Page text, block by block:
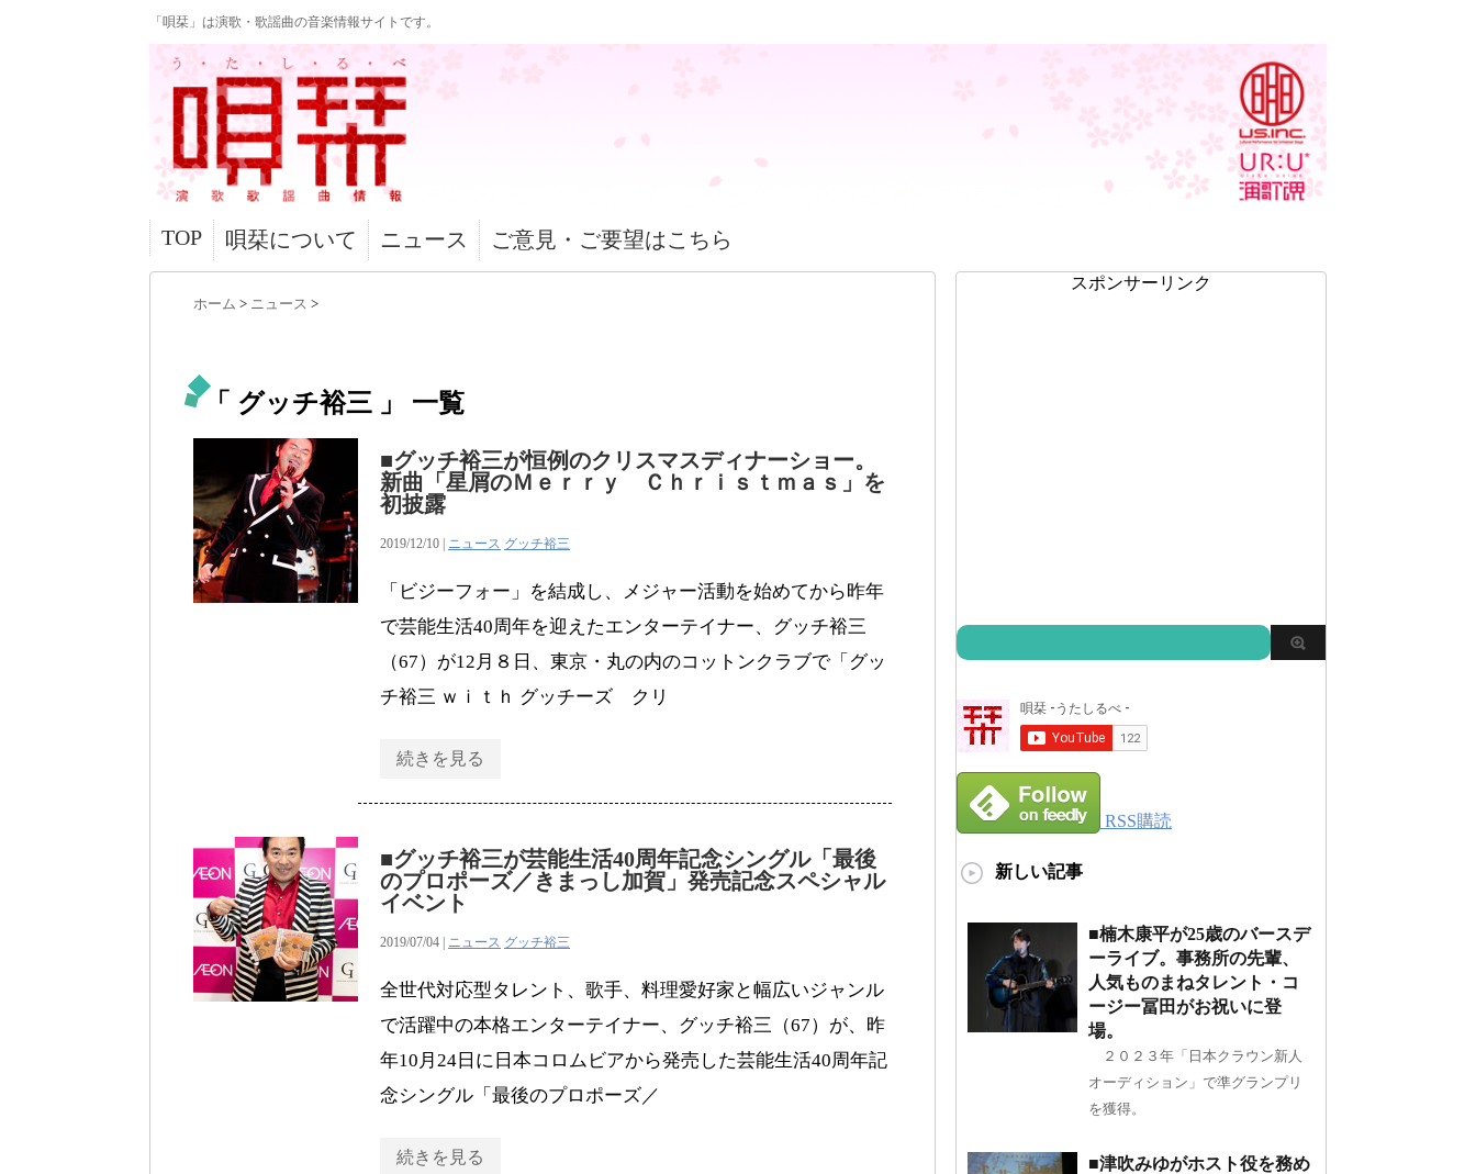
「唄栞」は演歌・歌謡曲の音楽情報サイトです。
TOP 唄栞について ニュース ご意見・ご要望はこちら
ホーム > ニュース >
「 グッチ裕三 」 一覧
■グッチ裕三が恒例のクリスマスディナーショー。
新曲「星屑のＭｅｒｒｙ Ｃｈｒｉｓｔｍａｓ」を
初披露
2019/12/10 | ニュース グッチ裕三
「ビジーフォー」を結成し、メジャー活動を始めてから昨年
で芸能生活40周年を迎えたエンターテイナー、グッチ裕三
（67）が12月８日、東京・丸の内のコットンクラブで「グッ
チ裕三 ｗｉｔｈ グッチーズ クリ
続きを見る
■グッチ裕三が芸能生活40周年記念シングル「最後
のプロポーズ／きまっし加賀」発売記念スペシャル
イベント
2019/07/04 | ニュース グッチ裕三
全世代対応型タレント、歌手、料理愛好家と幅広いジャンル
で活躍中の本格エンターテイナー、グッチ裕三（67）が、昨
年10月24日に日本コロムビアから発売した芸能生活40周年記
念シングル「最後のプロポーズ／
続きを見る
スポンサーリンク
RSS購読
新しい記事
■楠木康平が25歳のバースデ
ーライブ。事務所の先輩、
人気ものまねタレント・コ
ージー冨田がお祝いに登
場。
２０２３年「日本クラウン新人
オーディション」で準グランプリ
を獲得。
■津吹みゆがホスト役を務め